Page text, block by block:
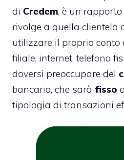
di Credem, è un
rivolge a quella clientela
utilizzare il proprio conto
filiale, internet, telefono
doversi preoccupare del
bancario, che sarà fisso
tipologia di transazioni